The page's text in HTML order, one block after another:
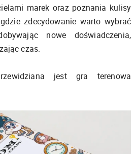
marek oraz poznania kulisy
zdecydowanie warto wybrać
nowe doświadczenia,
czas.
jest gra terenowa